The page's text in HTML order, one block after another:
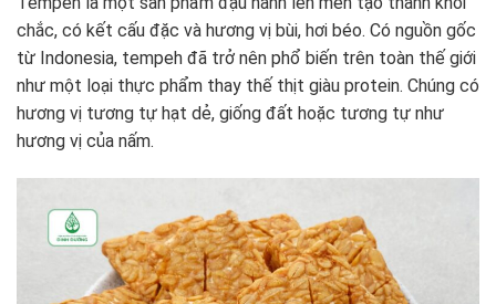
chắc, có kết cấu đặc và hương vị bùi, hơi béo. Có nguồn gốc
từ Indonesia, tempeh đã trở nên phổ biến trên toàn thế giới
như một loại thực phẩm thay thế thịt giàu protein. Chúng có
hương vị tương tự hạt dẻ, giống đất hoặc tương tự như
hương vị của nấm.